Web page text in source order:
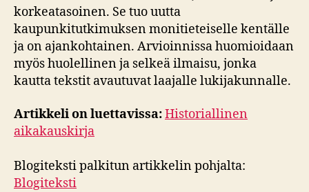
korkeatasoinen. Se tuo uutta
kaupunkitutkimuksen monitieteiselle kentälle
ja on ajankohtainen. Arvioinnissa huomioidaan
myös huolellinen ja selkeä ilmaisu, jonka
kautta tekstit avautuvat laajalle lukijakunnalle.
Artikkeli on luettavissa:Historiallinen
aikakauskirja
Blogiteksti palkitun artikkelin pohjalta:
Blogiteksti